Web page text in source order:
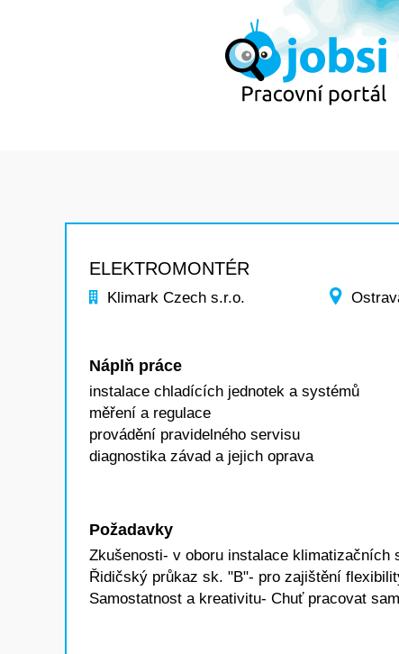
ELEKTROMONTÉR
Klimark Czech s.r.o.
Náplň práce
instalace chladících jednotek a systémů
měření a regulace
provádění pravidelného servisu
diagnostika závad a jejich oprava
Požadavky
Zkušenosti- v oboru instalace klimatizačních
Řidičský průkaz sk. "B"- pro zajištění
Samostatnost a kreativitu- Chuť pracovat